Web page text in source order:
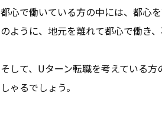
都心で働いている方の中には、都心
のように、地元を離れて都心で働き
そして、Uターン転職を考えている
しゃるでしょう。